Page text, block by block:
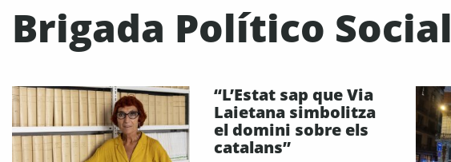
Brigada Político Social
“L’Estat sap que Via
Laietana simbolitza
el domini sobre els
catalans”